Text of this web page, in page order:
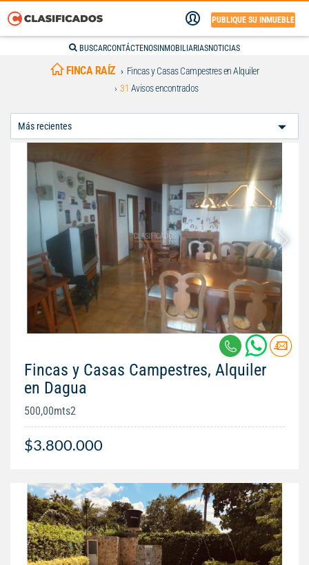
PUBLIQUE SU INMUEBLE
BUSCARCONTÁCTENOS INMOBILIARIASNOTICIAS
FINCA RAÍZ
Fincas y Casas Campestres en Alquiler
31 Avisos encontrados
Fincas y Casas Campestres, Alquiler
en Dagua
500,00mts2
$3.800.000